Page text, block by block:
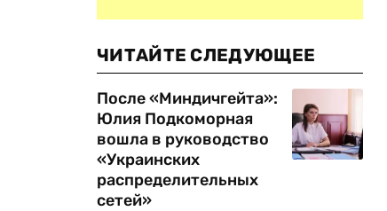
ЧИТАЙТЕ СЛЕДУЮЩЕЕ
После «Миндичгейта»:
Юлия Подкоморная
вошла в руководство
«Украинских
распределительных
сетей»